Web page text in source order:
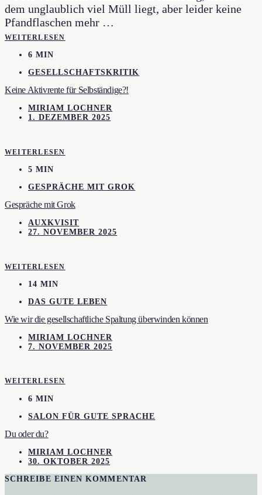
WEITERLESEN
6 MIN
GESELLSCHAFTSKRITIK
Keine Aktivrente für Selbständige?!
MIRIAM LOCHNER
1. DEZEMBER 2025
WEITERLESEN
5 MIN
GESPRÄCHE MIT GROK
Gespräche mit Grok
AUXKVISIT
27. NOVEMBER 2025
WEITERLESEN
14 MIN
DAS GUTE LEBEN
Wie wir die gesellschaftliche Spaltung überwinden können
MIRIAM LOCHNER
7. NOVEMBER 2025
WEITERLESEN
6 MIN
SALON FÜR GUTE SPRACHE
Du oder du?
MIRIAM LOCHNER
30. OKTOBER 2025
SCHREIBE EINEN KOMMENTAR